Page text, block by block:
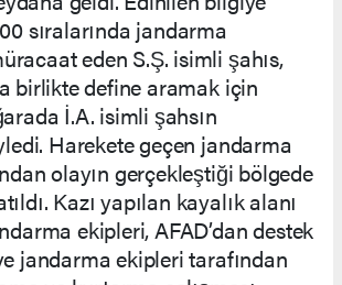
sıralarında jandarma
eden S.Ş. isimli şahıs,
birlikte define aramak için
İ.A. isimli şahsın
Harekete geçen jandarma
olayın gerçekleştiği bölgede
Kazı yapılan kayalık alanı
ekipleri, AFAD’dan destek
jandarma ekipleri tarafından